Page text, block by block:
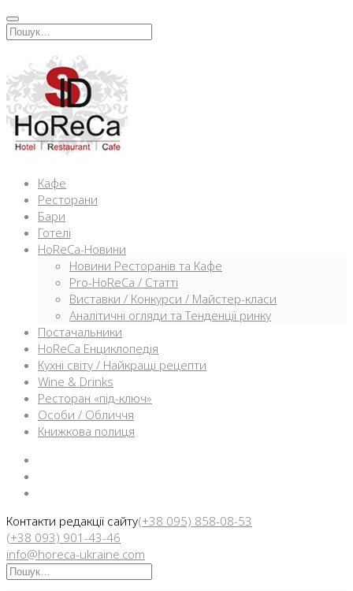
Перейти
кИскать:
Кафе
Ресторани
Бари
Готелі
HoReCa-Новини
Новини Ресторанів та Кафе
Pro-HoReCa / Статті
Виставки / Конкурси / Майстер-класи
Аналітичні огляди та Тенденції ринку
Постачальники
HoReCa Енциклопедія
Кухні світу / Найкращі рецепти
Wine & Drinks
Ресторан «під-ключ»
Особи / Обличчя
Книжкова полиця
Контакти редакції сайту(+38 095) 858-08-53
(+38 093) 901-43-46
info@horeca-ukraine.com
Искать: